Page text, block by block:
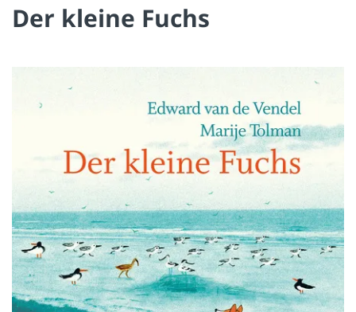
Der kleine Fuchs